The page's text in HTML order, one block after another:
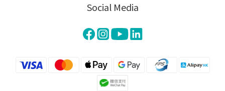
Social Media